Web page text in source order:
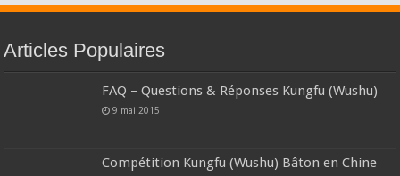
Articles Populaires
FAQ – Questions & Réponses Kungfu (Wushu)
9 mai 2015
Compétition Kungfu (Wushu) Bâton en Chine